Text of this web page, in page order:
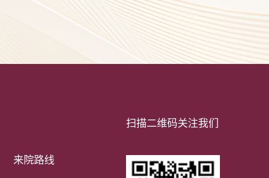
来院路线
扫描二维码关注我们